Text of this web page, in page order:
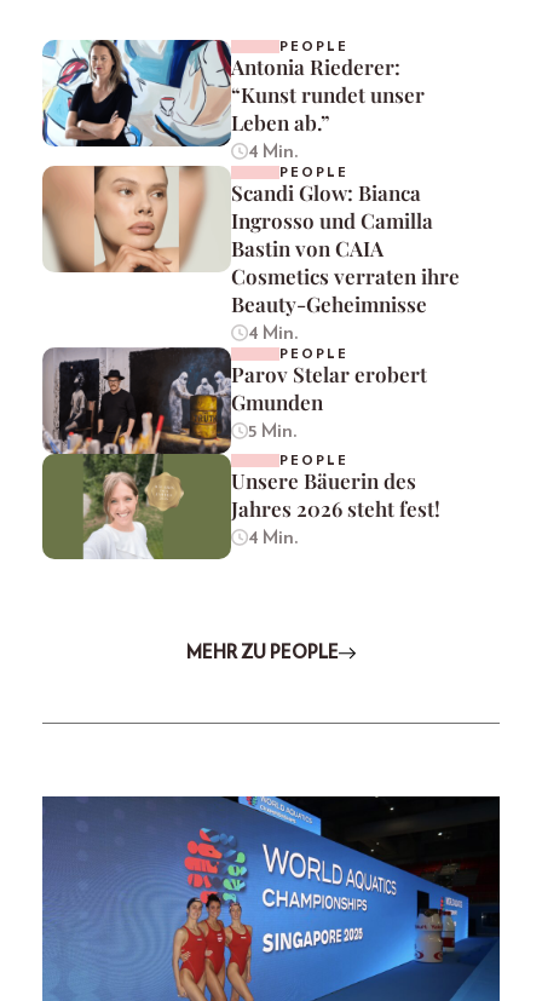
PEOPLE
Antonia Riederer:
“Kunst rundet unser
Leben ab.”
4 Min.
PEOPLE
Scandi Glow: Bianca
Ingrosso und Camilla
Bastin von CAIA
Cosmetics verraten ihre
Beauty-Geheimnisse
4 Min.
PEOPLE
Parov Stelar erobert
Gmunden
5 Min.
PEOPLE
Unsere Bäuerin des
Jahres 2026 steht fest!
4 Min.
MEHR ZU PEOPLE